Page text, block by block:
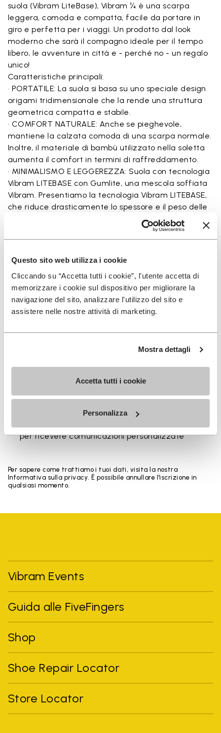
Questo sito web utilizza i cookie
Cliccando su “Accetta tutti i cookie”, l'utente accetta di
memorizzare i cookie sul dispositivo per migliorare la
navigazione del sito, analizzare l'utilizzo del sito e
assistere nelle nostre attività di marketing.
Mostra dettagli
Accetta tutti i cookie
Personalizza
suola (Vibram LiteBase), Vibram ¼ è una scarpa
leggera, comoda e compatta, facile da portare in
giro e perfetta per i viaggi. Un prodotto dal look
moderno che sarà il compagno ideale per il tempo
libero, le avventure in città e - perché no - un regalo
unico!
Caratteristiche principali:
• PORTATILE: La suola si basa su uno speciale design
origami tridimensionale che la rende una struttura
geometrica compatta e stabile.
• COMFORT NATURALE: Anche se pieghevole,
mantiene la calzata comoda di una scarpa normale.
Inoltre, il materiale di bambù utilizzato nella soletta
aumenta il comfort in termini di raffreddamento.
• MINIMALISMO E LEGGEREZZA: Suola con tecnologia
Vibram LITEBASE con Gumlite, una mescola soffiata
Vibram. Presentiamo la tecnologia Vibram LITEBASE,
che riduce drasticamente lo spessore e il peso delle
suole in gomma pur mantenendo l’aderenza e la
trazione attese da Vibram. Questa nuova tecnologia
riduce drasticamente fino al 50% lo spessore della
consente di ridurre il peso complessivo fino al 30%.
Composizione: Suola: Vibram Rubber Gumlite con
tecnologia Vibram LITEBASE Tomaia: Canapa
ISCRIVITI PER NON PERDERE LE NOSTRE ULTIME
Informativa Privacy
di Vibram e
per ricevere comunicazioni personalizzate
Per sapere come trattiamo i tuoi dati, visita la nostra
Informativa sulla privacy. È possibile annullare l'iscrizione in
qualsiasi momento.
Vibram Events
Guida alle FiveFingers
Shop
Shoe Repair Locator
Store Locator